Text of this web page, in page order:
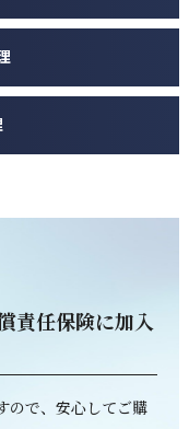
責任保険に加入
ので、安心してご購